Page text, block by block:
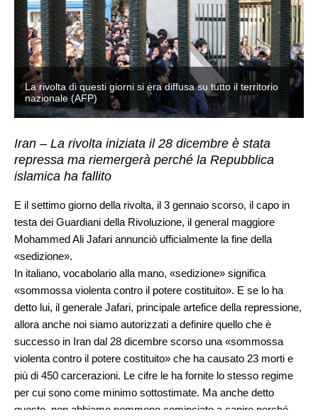
La rivolta di questi giorni si era diffusa su tutto il territorio
nazionale (AFP)
Iran – La rivolta iniziata il 28 dicembre è stata
repressa ma riemergerà perché la Repubblica
islamica ha fallito
E il settimo giorno della rivolta, il 3 gennaio scorso, il capo in
testa dei Guardiani della Rivoluzione, il general maggiore
Mohammed Ali Jafari annunciò ufficialmente la fine della
«sedizione».
In italiano, vocabolario alla mano, «sedizione» significa
«sommossa violenta contro il potere costituito». E se lo ha
detto lui, il generale Jafari, principale artefice della repressione,
allora anche noi siamo autorizzati a definire quello che è
successo in Iran dal 28 dicembre scorso una «sommossa
violenta contro il potere costituito» che ha causato 23 morti e
più di 450 carcerazioni. Le cifre le ha fornite lo stesso regime
per cui sono come minimo sottostimate. Ma anche detto
questo, non abbiamo nemmeno cominciato a capire perché